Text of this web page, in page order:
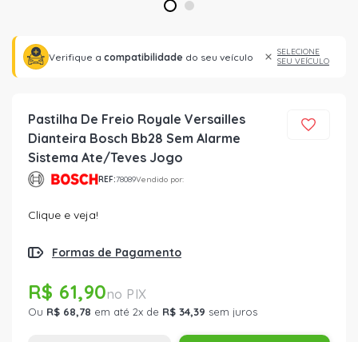
1 2
Verifique a compatibilidade do seu veículo
SELECIONE
SEU VEÍCULO
Pastilha De Freio Royale Versailles
Dianteira Bosch Bb28 Sem Alarme
Sistema Ate/Teves Jogo
REF:78089Vendido por:
Clique e veja!
Formas de Pagamento
R$ 61,90
Ou R$ 68,78 em até 2x de R$ 34,39 sem juros